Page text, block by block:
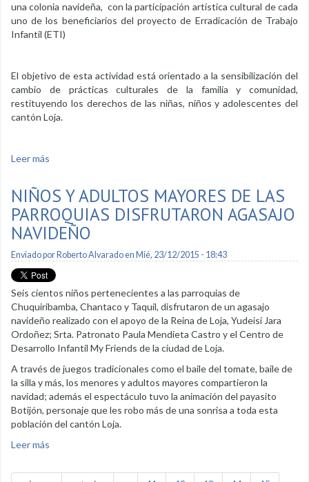
una colonia navideña, con la participación artística cultural de cada
uno de los beneficiarios del proyecto de Erradicación de Trabajo
Infantil (ETI)
El objetivo de esta actividad está orientado a la sensibilización del
cambio de prácticas culturales de la familia y comunidad,
restituyendo los derechos de las niñas, niños y adolescentes del
cantón Loja.
Leer más
NIÑOS Y ADULTOS MAYORES DE LAS
PARROQUIAS DISFRUTARON AGASAJO
NAVIDEÑO
Enviado por Roberto Alvaradoen Mié, 23/12/2015 - 18:43
Seis cientos niños pertenecientes a las parroquias de
Chuquiribamba, Chantaco y Taquil, disfrutaron de un agasajo
navideño realizado con el apoyo de la Reina de Loja, Yudeisi Jara
Ordoñez; Srta. Patronato Paula Mendieta Castro y el Centro de
Desarrollo Infantil My Friends de la ciudad de Loja.
A través de juegos tradicionales como el baile del tomate, baile de
la silla y más, los menores y adultos mayores compartieron la
navidad; además el espectáculo tuvo la animación del payasito
Botijón, personaje que les robo más de una sonrisa a toda esta
población del cantón Loja.
Leer más